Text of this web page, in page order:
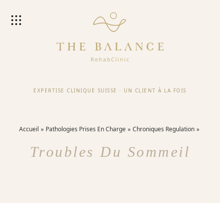
EXPERTISE CLINIQUE SUISSE · UN CLIENT À LA FOIS
Accueil Pathologies Prises En Charge Chroniques Regulation
Troubles Du Sommeil